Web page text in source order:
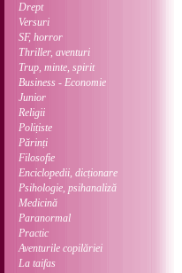
Drept
Versuri
SF, horror
Thriller, aventuri
Trup, minte, spirit
Business - Economie
Junior
Religii
Polițiste
Părinți
Filosofie
Enciclopedii, dicționare
Psihologie, psihanaliză
Medicină
Paranormal
Practic
Aventurile copilăriei
La taifas